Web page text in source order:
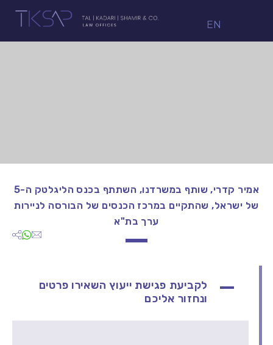
EN
אמיר קדרי, שותף במשרדנו, השתתף בכנס הליגלטק ה-5
של ישראל, שהתקיים במרכז הכנסים של הבורסה לניירות
ערך בת"א
לקביעת פגישת ייעוץ השאירו פרטים
ונחזור אליכם